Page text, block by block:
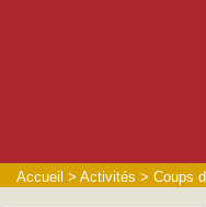
Accueil > Activités > Coups